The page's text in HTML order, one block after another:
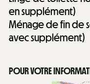
en supplément)
Ménage de fin de
avec supplément)
POUR VOTRE